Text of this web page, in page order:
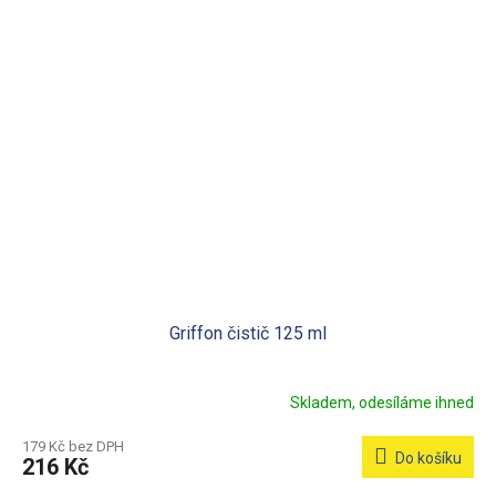
Griffon čistič 125 ml
Skladem, odesíláme ihned
179 Kč bez DPH
216 Kč Do košíku